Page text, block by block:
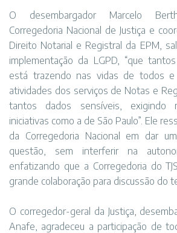
O desembargador Marcelo
Corregedoria Nacional de Justiça e
Direito Notarial e Registral da EPM,
implementação da LGPD, “que
está trazendo nas vidas de todos e
atividades dos serviços de Notas e
tantos dados sensíveis, exigindo
iniciativas como a de São Paulo”. Ele
da Corregedoria Nacional em dar
questão, sem interferir na
enfatizando que a Corregedoria do
grande colaboração para discussão do
O corregedor-geral da Justiça,
Anafe, agradeceu a participação de